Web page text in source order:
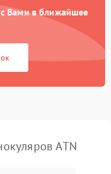
с Вами в ближайшее
ATN